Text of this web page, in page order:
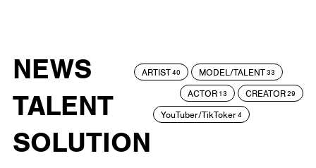
NEWS
TALENT
SOLUTION
ARTIST40 MODEL/TALENT33
ACTOR 13 CREATOR29
YouTuber/TikToker4